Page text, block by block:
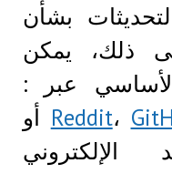
بشأن
ذلك، يمكن
عبر :
Reddit،
أو